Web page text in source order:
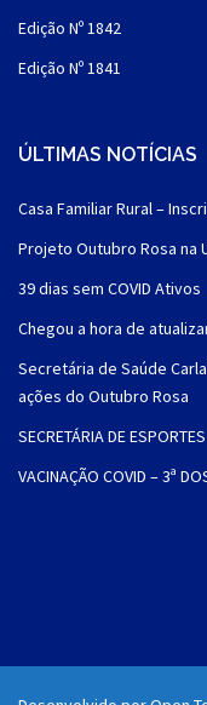
Edição Nº 1842
Edição Nº 1841
ÚLTIMAS NOTÍCIAS
Casa Familiar Rural –
Projeto Outubro Rosa na
39 dias sem COVID Ativos
Chegou a hora de
Secretária de Saúde
ações do Outubro Rosa
SECRETÁRIA DE
VACINAÇÃO COVID – 3ª